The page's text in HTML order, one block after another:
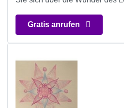
Gratis anrufen